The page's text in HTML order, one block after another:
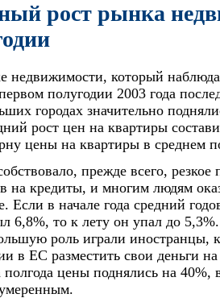
рост рынка
недвижимости, который
полугодии 2003 года
городах значительно
рост цен на квартиры
цены на квартиры в среднем
прежде всего, резкое
на кредиты, и многим людям
Если в начале года средний
6,8%, то к лету он упал до
роль играли иностранцы,
в ЕС разместить свои деньги
цены поднялись на 40%,